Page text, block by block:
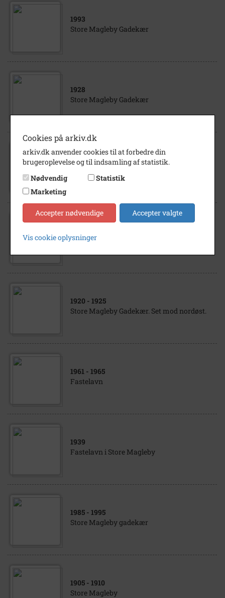
1993
Store Magleby Gadekær
1928
Store Magleby Gadekær
1900- 1930
Store Magleby gadekær
1920 - 1925
Store Magleby Gadekær. Set mod nordøst.
1961 - 1965
Fastelavn
1939
Fastelavn i Store Magleby
1985 - 1995
Store Magleby gadekær
1905 - 1910
Store Magleby
Cookies på arkiv.dk
arkiv.dk anvender cookies til at forbedre din
brugeroplevelse og til indsamling af statistik.
Nødvendig
Statistik
Marketing
Accepter nødvendige Accepter valgte
Vis cookie oplysninger